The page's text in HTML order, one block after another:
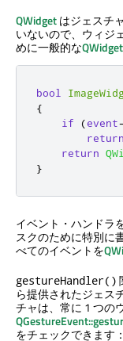
QWidgetはジェスチ
いないので、ウィジ
めに一般的な
bool
{
if
(event-
return
return
}
イベント・ハンドラ
スクのために特別に
べてのイベントを
gestureHandler()
ら提供されたジェス
チャは、常に 1 つの
をチェックできます：